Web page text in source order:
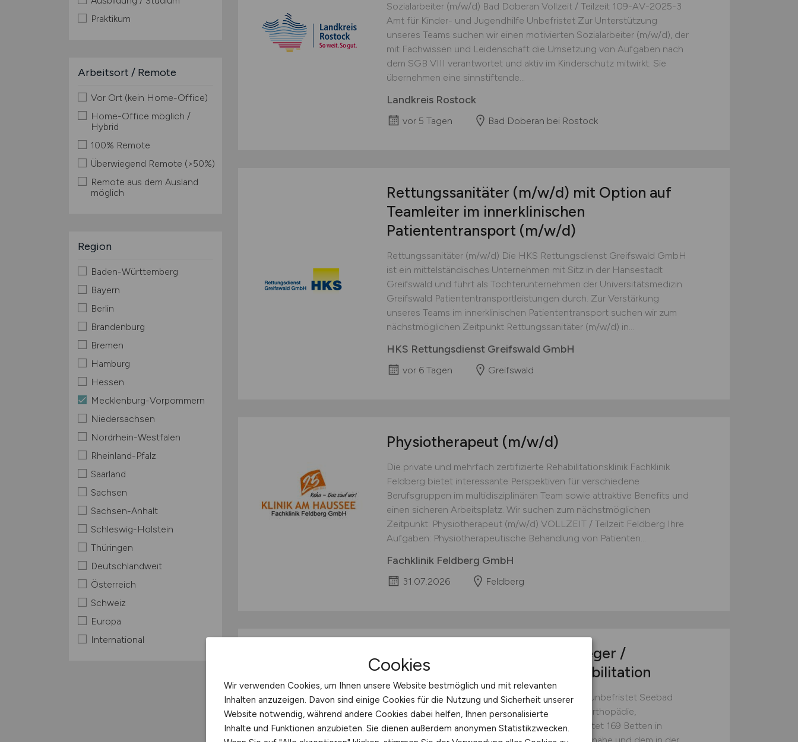
Praktikum
Arbeitsort / Remote
Vor Ort (kein Home-Office)
Home-Office möglich /
Hybrid
100% Remote
Überwiegend Remote (>50%)
Remote aus dem Ausland
möglich
Region
Baden-Württemberg
Bayern
Berlin
Brandenburg
Bremen
Hamburg
Hessen
Mecklenburg-Vorpommern
Niedersachsen
Nordrhein-Westfalen
Rheinland-Pfalz
Saarland
Sachsen
Sachsen-Anhalt
Schleswig-Holstein
Thüringen
Deutschlandweit
Österreich
Schweiz
Europa
International
Sozialarbeiter (m/w/d) Bad Doberan Vollzeit / Teilzeit 109-AV-2025-3
Amt für Kinder- und Jugendhilfe Unbefristet Zur Unterstützung
unseres Teams suchen wir einen motivierten Sozialarbeiter (m/w/d), der
mit Fachwissen und Leidenschaft die Umsetzung von Aufgaben nach
dem SGB VIII verantwortet und aktiv im Kinderschutz mitwirkt. Sie
übernehmen eine sinnstiftende...
Landkreis Rostock
vor 5 Tagen Bad Doberan bei Rostock
Rettungssanitäter (m/w/d) mit Option auf
Teamleiter im innerklinischen
Patiententransport (m/w/d)
Rettungssanitäter (m/w/d) Die HKS Rettungsdienst Greifswald GmbH
ist ein mittelständisches Unternehmen mit Sitz in der Hansestadt
Greifswald und führt als Tochterunternehmen der Universitätsmedizin
Greifswald Patiententransportleistungen durch. Zur Verstärkung
unseres Teams im innerklinischen Patiententransport suchen wir zum
nächstmöglichen Zeitpunkt Rettungssanitäter (m/w/d) in...
HKS Rettungsdienst Greifswald GmbH
vor 6 Tagen Greifswald
Physiotherapeut (m/w/d)
Die private und mehrfach zertifizierte Rehabilitationsklinik Fachklinik
Feldberg bietet interessante Perspektiven für verschiedene
Berufsgruppen im multidisziplinären Team sowie attraktive Benefits und
einen sicheren Arbeitsplatz. Wir suchen zum nächstmöglichen
Zeitpunkt: Physiotherapeut (m/w/d) VOLLZEIT / Teilzeit Feldberg Ihre
Aufgaben: Physiotherapeutische Behandlung von Patienten...
Fachklinik Feldberg GmbH
31.07.2026 Feldberg
Gesundheits- und Krankenpfleger /
Pflegefachkraft
Rehabilitation
Teilzeit oder Vollzeit, mind. 30 Stunden/Woche, unbefristet Seebad
Heringsdorf auf Usedom Unsere Fachklinik für Orthopädie,
Rheumatologie und Atemwegserkrankungen bietet 169 Betten in
Cookies
Wir verwenden Cookies, um Ihnen unsere Website bestmöglich und mit relevanten
Inhalten anzuzeigen. Davon sind einige Cookies für die Nutzung und Sicherheit unserer
Website notwendig, während andere Cookies dabei helfen, Ihnen personalisierte
Inhalte und Funktionen anzubieten. Sie dienen außerdem anonymen Statistikzwecken.